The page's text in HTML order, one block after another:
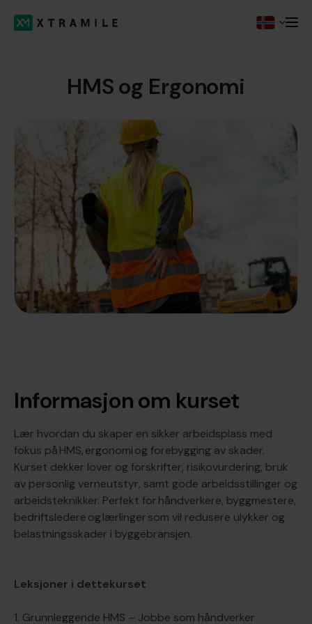
HMS og Ergonomi
Informasjon om kurset
Lær hvordan du skaper en sikker arbeidsplass med
fokus på HMS, ergonomi og forebygging av skader.
Kurset dekker lover og forskrifter, risikovurdering, bruk
av personlig verneutstyr, samt gode arbeidsstillinger og
arbeidsteknikker. Perfekt for håndverkere, byggmestere,
bedriftsledere og lærlinger som vil redusere ulykker og
belastningsskader i byggebransjen.
Leksjoner i dettekurset
1. Grunnleggende HMS – Jobbe som håndverker